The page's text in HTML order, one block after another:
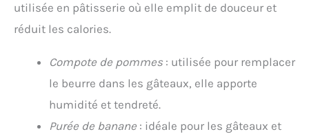
utilisée en pâtisserie où elle emplit de douceur et
réduit les calories.
Compote de pommes : utilisée pour remplacer
le beurre dans les gâteaux, elle apporte
humidité et tendreté.
Purée de banane : idéale pour les gâteaux et